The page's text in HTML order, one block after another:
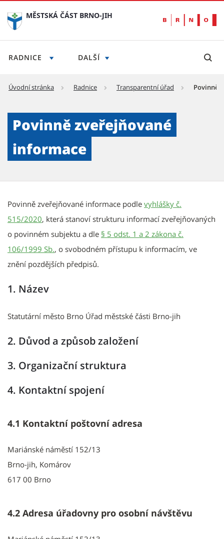
MĚSTSKÁ ČÁST BRNO-JIH
RADNICE DALŠÍ
Úvodní stránka Radnice Transparentní úřad Povinně
Povinně zveřejňované
informace
Povinně zveřejňované informace podle vyhlášky č.
515/2020, která stanoví strukturu informací zveřejňovaných
o povinném subjektu a dle § 5 odst. 1 a 2 zákona č.
106/1999 Sb., o svobodném přístupu k informacím, ve
znění pozdějších předpisů.
1. Název
Statutární město Brno Úřad městské části Brno-jih
2. Důvod a způsob založení
3. Organizační struktura
4. Kontaktní spojení
4.1 Kontaktní poštovní adresa
Mariánské náměstí 152/13
Brno-jih, Komárov
617 00 Brno
4.2 Adresa úřadovny pro osobní návštěvu